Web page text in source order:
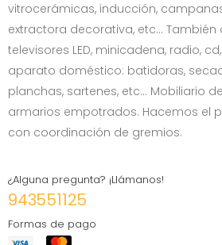
vitrocerámicas, inducción,
extractora decorativa, etc… También
televisores LED, minicadena, radio,
aparato doméstico: batidoras,
planchas, sartenes, etc... Mobiliario
armarios empotrados. Hacemos el
con coordinación de gremios.
¿Alguna pregunta? ¡Llámanos!
943551125
Formas de pago